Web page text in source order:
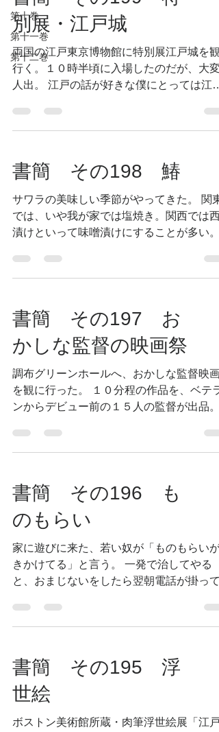
第十巻
第十一巻
第十二巻
別展・江戸城
両国の江戸東京博物館に特別展江戸城を観
行く。１０時半頃に入場したのだが、大変
人出。 江戸の話が好きな僕にとっては江戸
りだが、観客に若い人がほとんどいない。
特に今日は平日。時間に余裕があるのは年
書簡 その198 鰆
サワラの美味しい季節がやってきた。 関東
では、いや我が家では塩焼き。関西では西
漬けといって味噌漬けにすることが多い。
れた味がある。 もっとも関東でも醤油に出
汁を加えたタレに漬けて各々の味に仕立て
書簡 その197 お
かしな監督の映画祭
調布グリーンホールへ、おかしな監督映画
を観に行った。 １０分程の作品を、ベテラ
ンからデビュー前の１５人の監督が出品。
ュメントタッチのリアリティのある作品か
ら、新しさについていけないというか、僕
書簡 その196 も
のもらい
家に遊びに来た、若い奴が「ものもらいが
きかけてる」と言う。 一発で治してやる
と、おまじないをしたら翌朝電話が掛って
う。 そうだこの話をラジオでしようと、方
言などを調べて調べていると、一発で治
ら...
書簡 その195 浮
世絵
ボストン美術館所蔵・肉筆浮世絵展「江戸